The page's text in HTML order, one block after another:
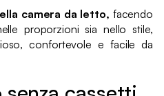
camera da letto, facendo
proporzioni sia nello stile,
confortevole e facile da